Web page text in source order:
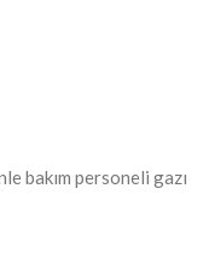
bakım personeli gazı